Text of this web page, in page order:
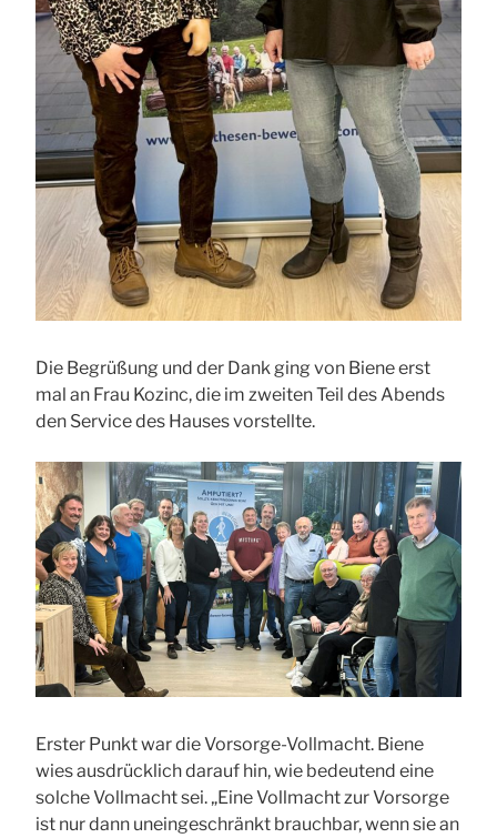
Die Begrüßung und der Dank ging von Biene erst
mal an Frau Kozinc, die im zweiten Teil des Abends
den Service des Hauses vorstellte.
Erster Punkt war die Vorsorge-Vollmacht. Biene
wies ausdrücklich darauf hin, wie bedeutend eine
solche Vollmacht sei. „Eine Vollmacht zur Vorsorge
ist nur dann uneingeschränkt brauchbar, wenn sie an